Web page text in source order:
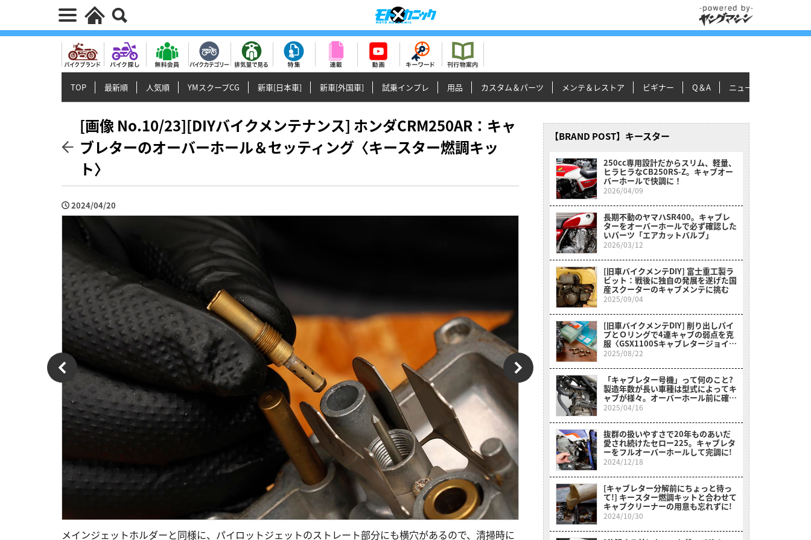
TOP 最新順 人気順 YMスクープCG 新車[日本車] 新車[外国車] 試乗インプレ 用品 カスタム＆パーツ メンテ＆レストア ビギナー Q＆A ニュース＆トピックス
[画像 No.10/23][DIYバイクメンテナンス] ホンダCRM250AR：キャ
ブレターのオーバーホール＆セッティング〈キースター燃調キッ
ト〉
2024/04/20
メインジェットホルダーと同様に、パイロットジェットのストレート部分にも横穴があるので、清掃時に
【BRAND POST】キースター
250cc専用設計だからスリム、軽量、
ヒラヒラなCB250RS-Z。キャブオー
バーホールで快調に！
2026/04/09
長期不動のヤマハSR400。キャブレ
ターをオーバーホールで必ず確認した
いパーツ「エアカットバルブ」
2026/03/12
[旧車バイクメンテDIY] 富士重工製ラ
ビット：戦後に独自の発展を遂げた国
産スクーターのキャブメンテに挑む
2025/09/04
[旧車バイクメンテDIY] 削り出しパイ
プとＯリングで4連キャブの弱点を克
服〈GSX1100Sキャブレタージョイン
トセット〉
2025/08/22
「キャブレター号機」って何のこと?
製造年数が長い車種は型式によってキ
ャブが様々。オーバーホール前に確認
を〈MD50郵政カブ〉
2025/04/16
抜群の扱いやすさで20年ものあいだ
愛され続けたセロー225。キャブレタ
ーをフルオーバーホールして完調に!
2024/12/18
[キャブレター分解前にちょっと待っ
て!] キースター燃調キットと合わせて
キャブクリーナーの用意も忘れずに!
2024/10/30